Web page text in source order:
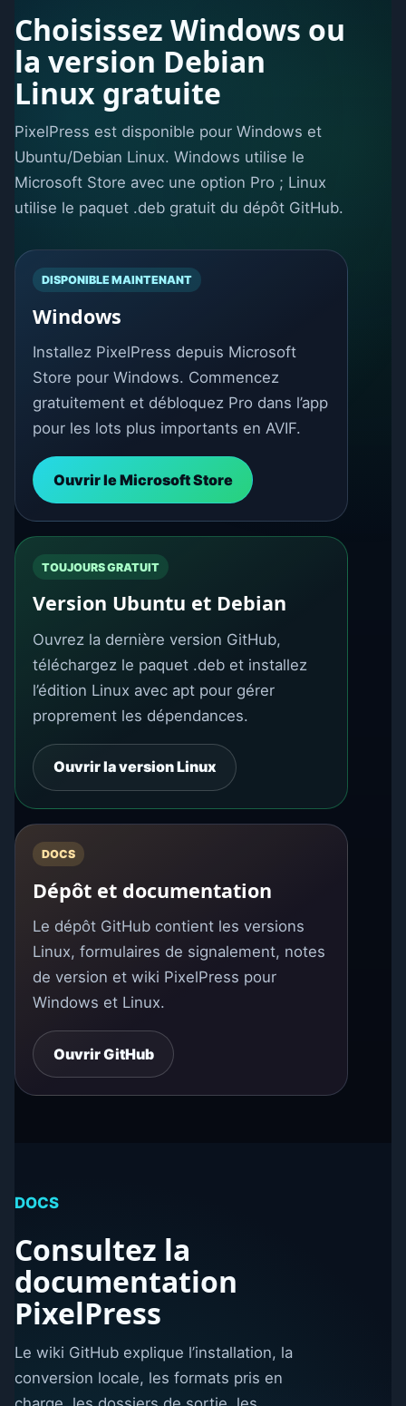
Choisissez Windows ou
la version Debian
Linux gratuite
PixelPress est disponible pour Windows et
Ubuntu/Debian Linux. Windows utilise le
Microsoft Store avec une option Pro ; Linux
utilise le paquet .deb gratuit du dépôt GitHub.
DISPONIBLE MAINTENANT
Windows
Installez PixelPress depuis Microsoft
Store pour Windows. Commencez
gratuitement et débloquez Pro dans l’app
pour les lots plus importants en AVIF.
Ouvrir le Microsoft Store
TOUJOURS GRATUIT
Version Ubuntu et Debian
Ouvrez la dernière version GitHub,
téléchargez le paquet .deb et installez
l’édition Linux avec apt pour gérer
proprement les dépendances.
Ouvrir la version Linux
DOCS
Dépôt et documentation
Le dépôt GitHub contient les versions
Linux, formulaires de signalement, notes
de version et wiki PixelPress pour
Windows et Linux.
Ouvrir GitHub
DOCS
Consultez la
documentation
PixelPress
Le wiki GitHub explique l’installation, la
conversion locale, les formats pris en